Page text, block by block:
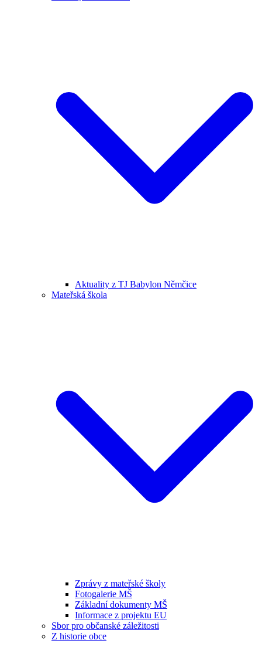
Aktuality z TJ Babylon Němčice
Mateřská škola
Zprávy z mateřské školy
Fotogalerie MŠ
Základní dokumenty MŠ
Informace z projektu EU
Sbor pro občanské záležitosti
Z historie obce